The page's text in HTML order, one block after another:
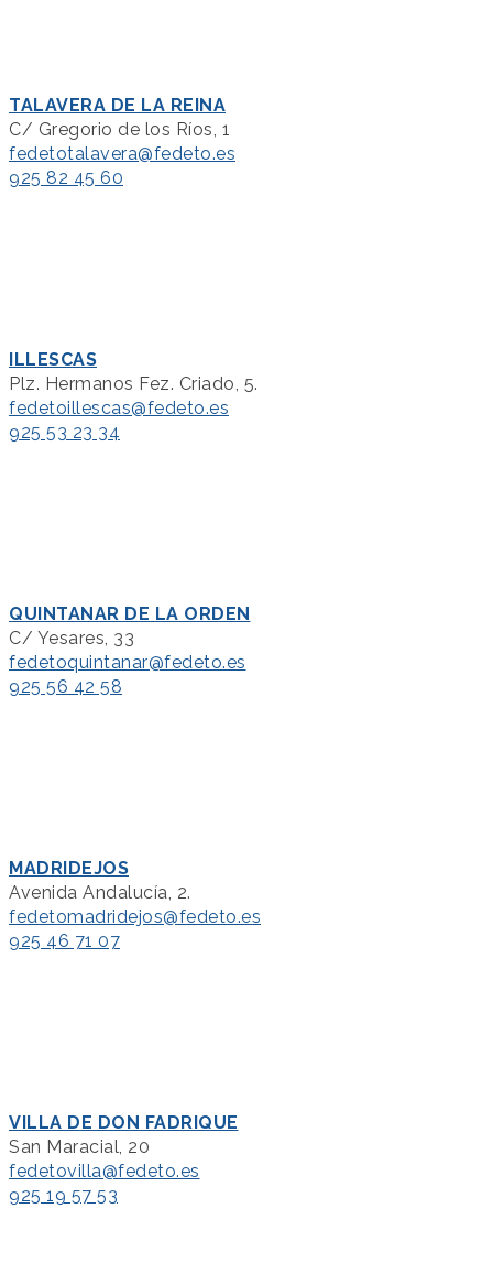
TALAVERA DE LA REINA
C/ Gregorio de los Ríos, 1
fedetotalavera@fedeto.es
925 82 45 60
ILLESCAS
Plz. Hermanos Fez. Criado, 5.
fedetoillescas@fedeto.es
925 53 23 34
QUINTANAR DE LA ORDEN
C/ Yesares, 33
fedetoquintanar@fedeto.es
925 56 42 58
MADRIDEJOS
Avenida Andalucía, 2.
fedetomadridejos@fedeto.es
925 46 71 07
VILLA DE DON FADRIQUE
San Maracial, 20
fedetovilla@fedeto.es
925 19 57 53